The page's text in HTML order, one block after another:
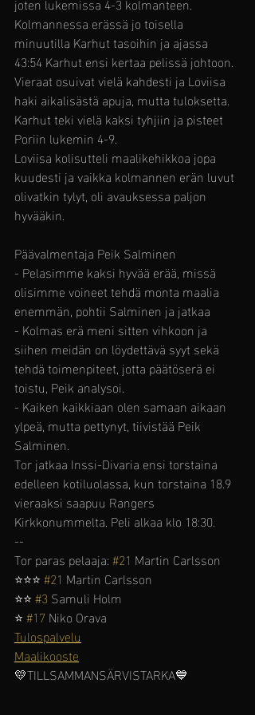
Kolmannessa erässä jo toisella
minuutilla Karhut tasoihin ja ajassa
43:54 Karhut ensi kertaa pelissä johtoon.
Vieraat osuivat vielä kahdesti ja Loviisa
haki aikalisästä apuja, mutta tuloksetta.
Karhut teki vielä kaksi tyhjiin ja pisteet
Poriin lukemin 4-9.
Loviisa kolisutteli maalikehikkoa jopa
kuudesti ja vaikka kolmannen erän luvut
olivatkin tylyt, oli avauksessa paljon
hyvääkin.
Päävalmentaja Peik Salminen
- Pelasimme kaksi hyvää erää, missä
olisimme voineet tehdä monta maalia
enemmän, pohtii Salminen ja jatkaa
- Kolmas erä meni sitten vihkoon ja
siihen meidän on löydettävä syyt sekä
tehdä toimenpiteet, jotta päätöserä ei
toistu, Peik analysoi.
- Kaiken kaikkiaan olen samaan aikaan
ylpeä, mutta pettynyt, tiivistää Peik
Salminen.
Tor jatkaa Inssi-Divaria ensi torstaina
edelleen kotiluolassa, kun torstaina 18.9
vieraaksi saapuu Rangers
Kirkkonummelta. Peli alkaa klo 18:30.
--
Tor paras pelaaja: #21 Martin Carlsson
⭐️⭐️⭐️ #21 Martin Carlsson
⭐️⭐️ #3 Samuli Holm
⭐️ #17 Niko Orava
Tulospalvelu
Maalikooste
💛TILLSAMMANSÄRVISTARKA💙